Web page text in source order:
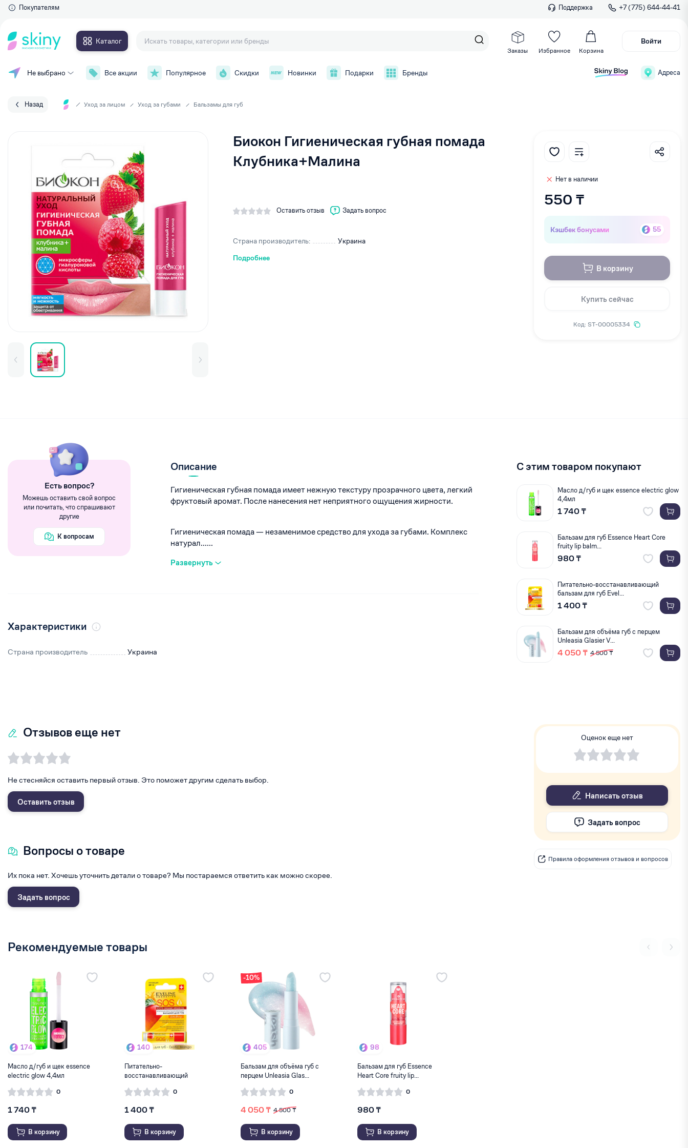
Покупателям Поддержка +7 (775) 644-44-41
Каталог
Заказы Избранное Корзина
Войти
Не выбрано Все акции Популярное Скидки Новинки Подарки Бренды Адреса
Назад Уход за лицом Уход за губами Бальзамы для губ
Биокон Гигиеническая губная помада
Клубника+Малина
Оставить отзыв Задать вопрос
Страна производитель:
Украина
Подробнее
Нет в наличии
550 ₸
Кэшбек бонусами 55
В корзину
Купить сейчас
Код: ST-00005334
Eсть вопрос?
Можешь оставить свой вопрос
или почитать, что спрашивают
другие
К вопросам
Описание
Гигиеническая губная помада имеет нежную текстуру прозрачного цвета, легкий
фруктовый аромат. После нанесения нет неприятного ощущения жирности.
Гигиеническая помада — незаменимое средство для ухода за губами. Комплекс
натурал......
Развернуть
Характеристики
Страна производитель Украина
С этим товаром покупают
Масло д/губ и щек essence electric glow
4,4мл
1 740 ₸
Бальзам для губ Essence Heart Core
fruity lip balm...
980 ₸
Питательно-восстанавливающий
бальзам для губ Evel...
1 400 ₸
Бальзам для объёма губ с перцем
Unleasia Glasier V...
4 050 ₸ 4 500 ₸
Отзывов еще нет
Не стесняйся оставить первый отзыв. Это поможет другим сделать выбор.
Оставить отзыв
Вопросы о товаре
Их пока нет. Хочешь уточнить детали о товаре? Мы постараемся ответить как можно скорее.
Задать вопрос
Оценок еще нет
Написать отзыв
Задать вопрос
Правила оформления отзывов и вопросов
Рекомендуемые товары
174
Масло д/губ и щек essence
electric glow 4,4мл
0
1 740 ₸
В корзину
140
Питательно-
восстанавливающий
0
1 400 ₸
В корзину
-10%
405
Бальзам для объёма губ с
перцем Unleasia Glas...
0
4 050 ₸ 4 500 ₸
В корзину
98
Бальзам для губ Essence
Heart Core fruity lip...
0
980 ₸
В корзину
Макияж
Уход за лицом
Парфюмерия
Аксессуары
Для детей
Товары для дома
Колготки и чулки
Наборы и сертификаты
Для глаз
Тени для век
Сыворотки для ресниц и бровей
Для губ
Губные помады
Блески для губ
Карандаши для губ
Для бровей
Тушь для бровей
Карандаши и лайнеры для бровей
Помады и тинты для бровей
Набор для бровей